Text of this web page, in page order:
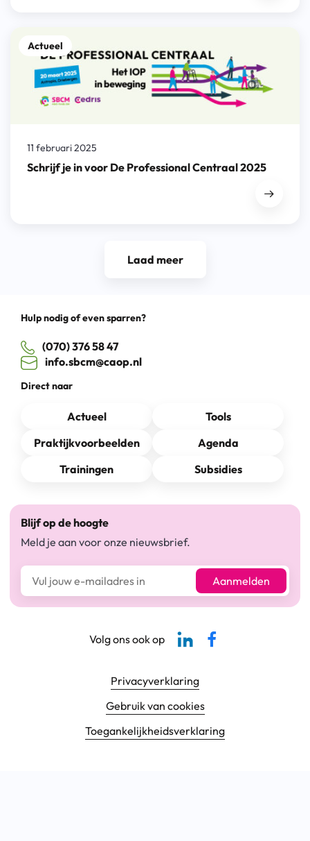
Actueel
Schrijf je in voor De Professional Centraal 2025
11 februari 2025
Laad meer
Hulp nodig of even sparren?
(070) 376 58 47
info.sbcm@caop.nl
Direct naar
Actueel
Tools
Praktijkvoorbeelden
Agenda
Trainingen
Subsidies
Blijf op de hoogte
Meld je aan voor onze nieuwsbrief.
E-mailadres* Aanmelden
Footer navigatie
Privacyverklaring
Gebruik van cookies
Toegankelijkheids­verklaring
Volg ons ook op
Linkedin-pagina SBCM
Facebook SBCM